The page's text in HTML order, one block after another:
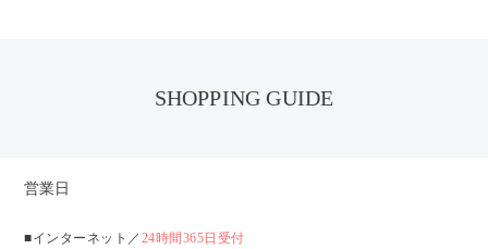
SHOPPING GUIDE
営業日
■インターネット／ 24時間365日受付